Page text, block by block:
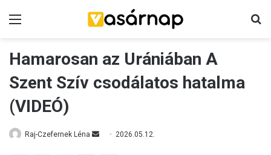
Hamarosan az Urániában A
Szent Szív csodálatos hatalma
(VIDEÓ)
Raj-Czefernek Léna 2026.05.12.